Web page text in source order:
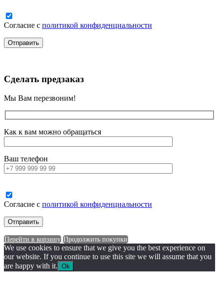
Согласие с политикой конфиденциальности
Сделать предзаказ
Мы Вам перезвоним!
Как к вам можно обращаться
Ваш телефон
Согласие с политикой конфиденциальности
Перейти в корзину Продолжить покупки
We use cookies to ensure that we give you the best experience on
our website. If you continue to use this site we will assume that you
are happy with it. Ok